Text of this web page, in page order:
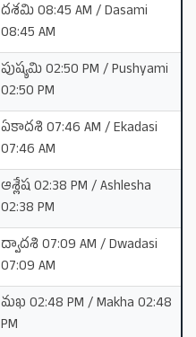
దశమి 08:45 AM / Dasami
08:45 AM
పుష్యమి 02:50 PM / Pushyami
02:50 PM
ఏకాదశి 07:46 AM / Ekadasi
07:46 AM
ఆశ్లేష 02:38 PM / Ashlesha
02:38 PM
ద్వాదశి 07:09 AM / Dwadasi
07:09 AM
మఖ 02:48 PM / Makha 02:48
PM